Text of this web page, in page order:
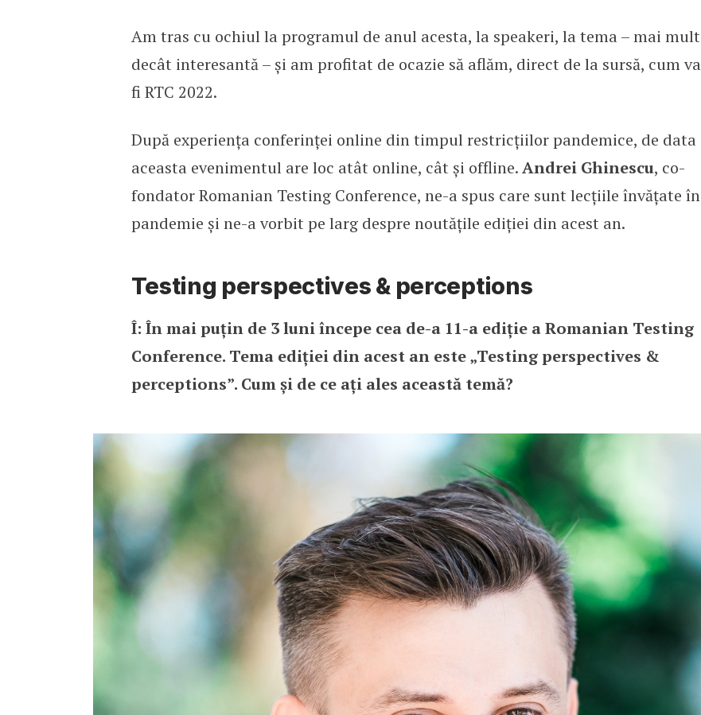
Am tras cu ochiul la programul de anul acesta, la speakeri, la tema – mai mult
decât interesantă – și am profitat de ocazie să aflăm, direct de la sursă, cum va
fi RTC 2022.
După experiența conferinței online din timpul restricțiilor pandemice, de data
aceasta evenimentul are loc atât online, cât și offline.Andrei Ghinescu, co-
fondator Romanian Testing Conference, ne-a spus care sunt lecțiile învățate în
pandemie și ne-a vorbit pe larg despre noutățile ediției din acest an.
Testing perspectives & perceptions
Î: În mai puțin de 3 luni începe cea de-a 11-a ediție a Romanian Testing
Conference. Tema ediției din acest an este „Testing perspectives &
perceptions”. Cum și de ce ați ales această temă?